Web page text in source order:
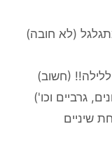
(לא חובה)
(חשוב)
גרביים וכו')
שיניים